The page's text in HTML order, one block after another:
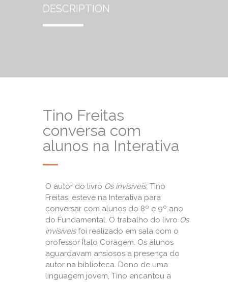
DESCRIPTION
Tino Freitas
conversa com
alunos na Interativa
O autor do livro Os invisíveis, Tino
Freitas, esteve na Interativa para
conversar com alunos do 8º e 9º ano
do Fundamental. O trabalho do livro Os
invisíveisfoi realizado em sala com o
professor Ítalo Coragem. Os alunos
aguardavam ansiosos a presença do
autor na biblioteca. Dono de uma
linguagem jovem, Tino encantou a